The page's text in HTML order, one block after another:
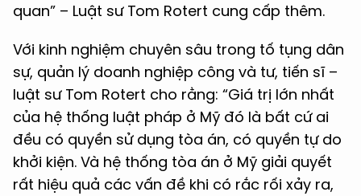
quan” – Luật sư Tom Rotert cung cấp thêm.
Với kinh nghiệm chuyên sâu trong tố tụng dân
sự, quản lý doanh nghiệp công và tư, tiến sĩ –
luật sư Tom Rotert cho rằng: “Giá trị lớn nhất
của hệ thống luật pháp ở Mỹ đó là bất cứ ai
đều có quyền sử dụng tòa án, có quyền tự do
khởi kiện. Và hệ thống tòa án ở Mỹ giải quyết
rất hiệu quả các vấn đề khi có rắc rối xảy ra,